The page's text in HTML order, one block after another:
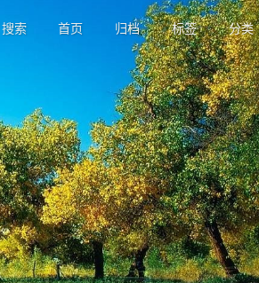
索 首页 归档 标签 分类